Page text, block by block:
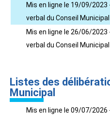
Mis en ligne le 19/09/2023
verbal du Conseil
Mis en ligne le 26/06/2023
verbal du Conseil
Listes des
Municipal
Mis en ligne le 09/07/2026